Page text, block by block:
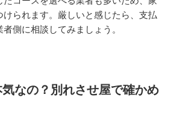
けられます。厳しいと感じたら、支払
側に相談してみましょう。
なの？別れさせ屋で確かめ